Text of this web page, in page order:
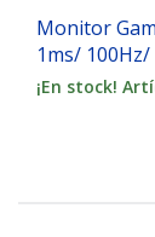
Monitor
1ms/
¡En stock!